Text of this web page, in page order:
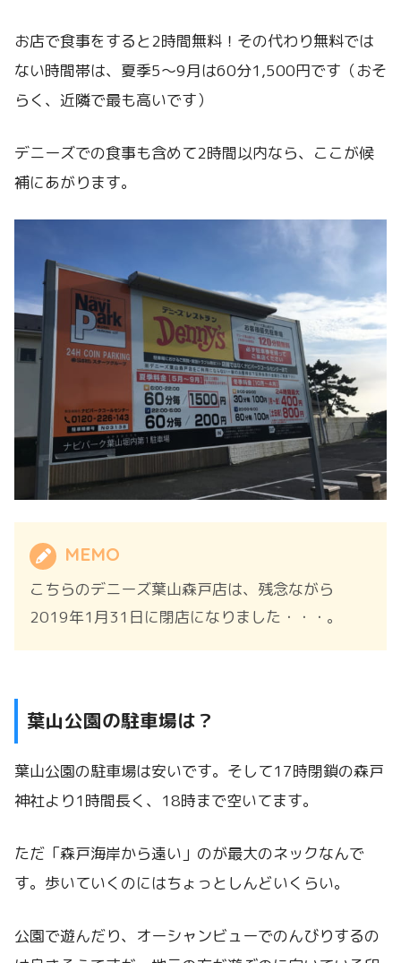
お店で食事をすると2時間無料！その代わり無料では
ない時間帯は、夏季5～9月は60分1,500円です（おそ
らく、近隣で最も高いです）
デニーズでの食事も含めて2時間以内なら、ここが候
補にあがります。
MEMO
こちらのデニーズ葉山森戸店は、残念ながら
2019年1月31日に閉店になりました・・・。
葉山公園の駐車場は？
葉山公園の駐車場は安いです。そして17時閉鎖の森戸
神社より1時間長く、18時まで空いてます。
ただ「森戸海岸から遠い」のが最大のネックなんで
す。歩いていくのにはちょっとしんどいくらい。
公園で遊んだり、オーシャンビューでのんびりするの